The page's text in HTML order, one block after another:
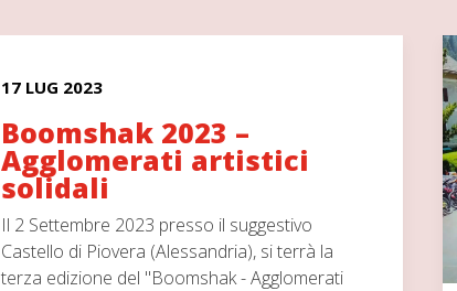
17 LUG 2023
Boomshak 2023 –
Agglomerati artistici
solidali
Il 2 Settembre 2023 presso il suggestivo
Castello di Piovera (Alessandria), si terrà la
terza edizione del "Boomshak - Agglomerati